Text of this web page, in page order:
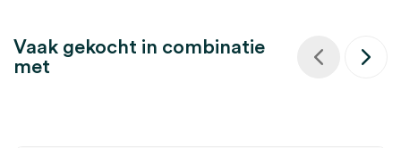
Vaak gekocht in combinatie
met